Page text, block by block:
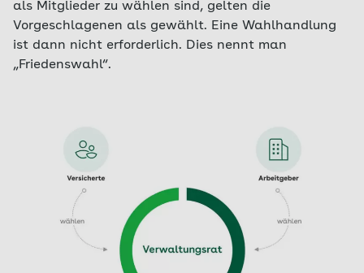
als Mitglieder zu wählen sind, gelten die
Vorgeschlagenen als gewählt. Eine Wahlhandlung
ist dann nicht erforderlich. Dies nennt man
„Friedenswahl“.